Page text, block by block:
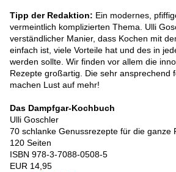
Tipp der Redaktion: Ein modernes,
vermeintlich komplizierten Thema. Ulli
verständlicher Manier, dass Kochen mit
einfach ist, viele Vorteile hat und des in
werden sollte. Wir finden vor allem die
Rezepte großartig. Die sehr ansprechend
machen Lust auf mehr!
Das Dampfgar-Kochbuch
Ulli Goschler
70 schlanke Genussrezepte für die ganze
120 Seiten
ISBN 978-3-7088-0508-5
EUR 14,95